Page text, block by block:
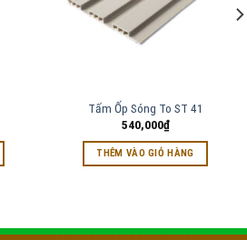
Tấm Ốp Sóng To ST 41
540,000₫
THÊM VÀO GIỎ HÀNG